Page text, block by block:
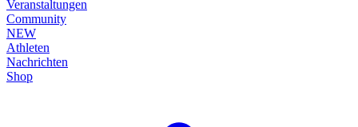
Veranstaltungen
Community
NEW
Athleten
Nachrichten
Shop